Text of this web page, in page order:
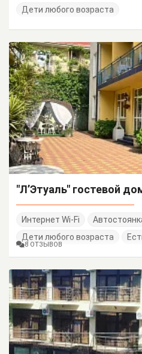
Дети любого возраста
"Л’Этуаль" гостевой
Интернет Wi-Fi
Дети любого возраста
8 ОТЗЫВОВ